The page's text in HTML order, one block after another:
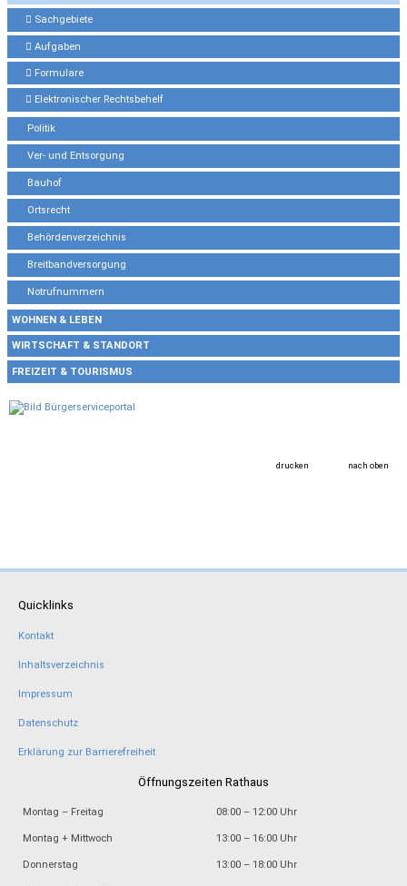
Sachgebiete
Aufgaben
Formulare
Elektronischer Rechtsbehelf
Politik
Ver- und Entsorgung
Bauhof
Ortsrecht
Behördenverzeichnis
Breitbandversorgung
Notrufnummern
WOHNEN & LEBEN
WIRTSCHAFT & STANDORT
FREIZEIT & TOURISMUS
drucken nach oben
Quicklinks
Kontakt
Inhaltsverzeichnis
Impressum
Datenschutz
Erklärung zur Barrierefreiheit
Öffnungszeiten Rathaus
Montag – Freitag 08:00 – 12:00 Uhr
Montag + Mittwoch 13:00 – 16:00 Uhr
Donnerstag 13:00 – 18:00 Uhr